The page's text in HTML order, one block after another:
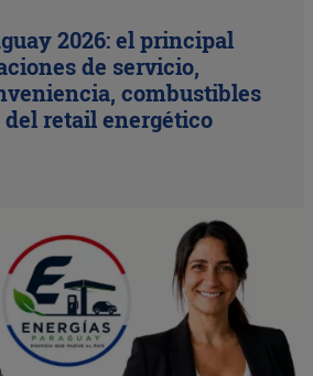
2026: el principal
de servicio,
combustibles
retail energético